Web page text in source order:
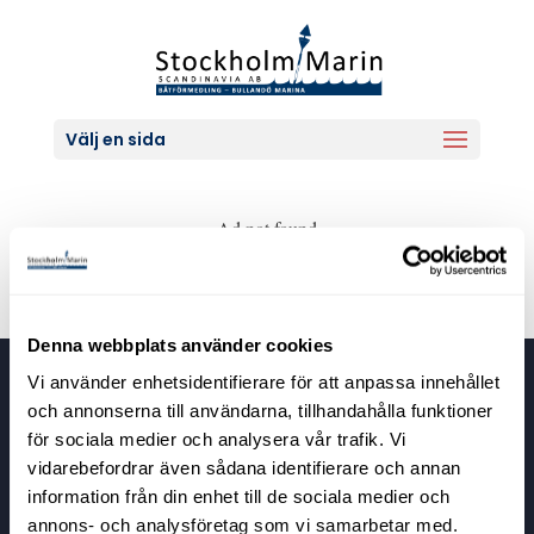
Denna webbplats använder cookies
Vi använder enhetsidentifierare för att anpassa innehållet
och annonserna till användarna, tillhandahålla funktioner
för sociala medier och analysera vår trafik. Vi
vidarebefordrar även sådana identifierare och annan
information från din enhet till de sociala medier och
annons- och analysföretag som vi samarbetar med.
Välj en sida
Ad not found
Stockholm Marin Scandinavia
Bullandövägen 30
139 56 Värmdö